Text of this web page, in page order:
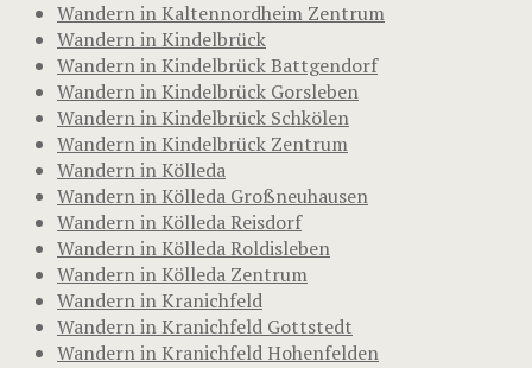
Wandern in Kaltennordheim Zentrum
Wandern in Kindelbrück
Wandern in Kindelbrück Battgendorf
Wandern in Kindelbrück Gorsleben
Wandern in Kindelbrück Schkölen
Wandern in Kindelbrück Zentrum
Wandern in Kölleda
Wandern in Kölleda Großneuhausen
Wandern in Kölleda Reisdorf
Wandern in Kölleda Roldisleben
Wandern in Kölleda Zentrum
Wandern in Kranichfeld
Wandern in Kranichfeld Gottstedt
Wandern in Kranichfeld Hohenfelden